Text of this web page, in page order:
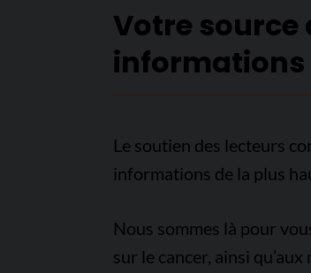
Votre source
informations
Le soutien des lecteurs
informations de la plus
Nous sommes là pour
sur le cancer, ainsi